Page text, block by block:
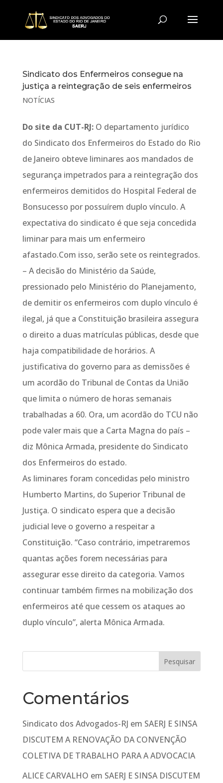
Sindicato dos Enfermeiros consegue na
justiça a reintegração de seis enfermeiros
NOTÍCIAS
Do site da CUT-RJ: O departamento jurídico
do Sindicato dos Enfermeiros do Estado do Rio
de Janeiro obteve liminares aos mandados de
segurança impetrados para a reintegração dos
enfermeiros demitidos do Hospital Federal de
Bonsucesso por possuírem duplo vínculo. A
expectativa do sindicato é que seja concedida
liminar para mais um enfermeiro
afastado.Com isso, serão sete os reintegrados.
– A decisão do Ministério da Saúde,
pressionado pelo Ministério do Planejamento,
de demitir os enfermeiros com duplo vínculo é
ilegal, já que a Constituição brasileira assegura
o direito a duas matrículas públicas, desde que
haja compatibilidade de horários. A
justificativa do governo para as demissões é
um acordão do Tribunal de Contas da União
que limita o número de horas semanais
trabalhadas a 60. Ora, um acordão do TCU não
pode valer mais que a Carta Magna do país –
diz Mônica Armada, presidente do Sindicato
dos Enfermeiros do estado.
As liminares foram concedidas pelo ministro
Humberto Martins, do Superior Tribunal de
Justiça. O sindicato espera que a decisão
judicial leve o governo a respeitar a
Constituição. “Caso contrário, impetraremos
quantas ações forem necessárias para
assegurar esse direito da categoria. Vamos
continuar também firmes na mobilização dos
enfermeiros até que cessem os ataques ao
duplo vínculo”, alerta Mônica Armada.
Comentários
Sindicato dos Advogados-RJ em SAERJ E SINSA
DISCUTEM A RENOVAÇÃO DA CONVENÇÃO
COLETIVA DE TRABALHO PARA A ADVOCACIA
ALICE CARVALHO em SAERJ E SINSA DISCUTEM